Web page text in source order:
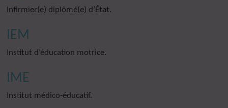
Infirmier(e) diplômé(e) d’État.
IEM
Institut d’éducation motrice.
IME
Institut médico-éducatif.